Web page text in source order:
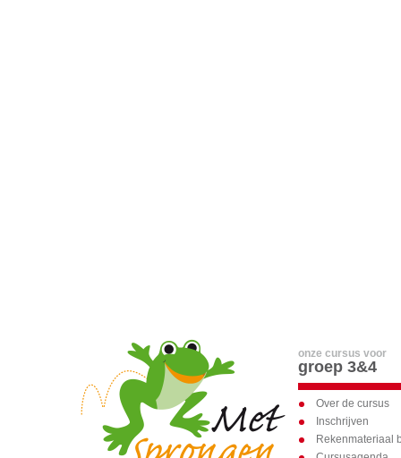
onze cursus voor
groep 3&4
Over de cursus
Inschrijven
Rekenmateriaal